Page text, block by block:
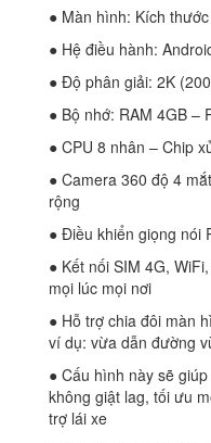
● Màn hình: Kích
● Hệ điều hành:
● Độ phân giải: 2K
● Bộ nhớ: RAM 4GB –
● CPU 8 nhân – Chip
● Camera 360 độ 4
rộng
● Điều khiển giọng nói
● Kết nối SIM 4G,
mọi lúc mọi nơi
● Hỗ trợ chia đôi màn
ví dụ: vừa dẫn đường
● Cấu hình này sẽ
không giật lag, tối ưu
trợ lái xe